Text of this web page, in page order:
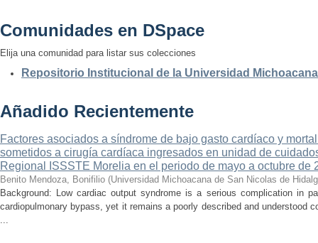
Comunidades en DSpace
Elija una comunidad para listar sus colecciones
Repositorio Institucional de la Universidad
Añadido Recientemente
Factores asociados a síndrome de bajo gasto cardíaco y
sometidos a cirugía cardíaca ingresados en unidad de
Regional ISSSTE Morelia en el periodo de mayo a octubre de
Benito Mendoza, Bonifilio (Universidad Michoacana de San Nicolas de
Background: Low cardiac output syndrome is a serious complication in
cardiopulmonary bypass, yet it remains a poorly described and understood
...